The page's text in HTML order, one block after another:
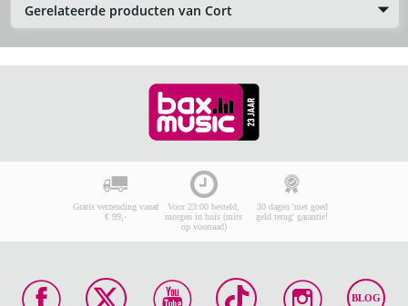
Gerelateerde producten van Cort
Gratis verzending vanaf
€ 99,-
Voor 23:00 besteld,
morgen in huis (mits
op voorraad)
30 dagen 'niet goed
geld terug' garantie!
BLOG